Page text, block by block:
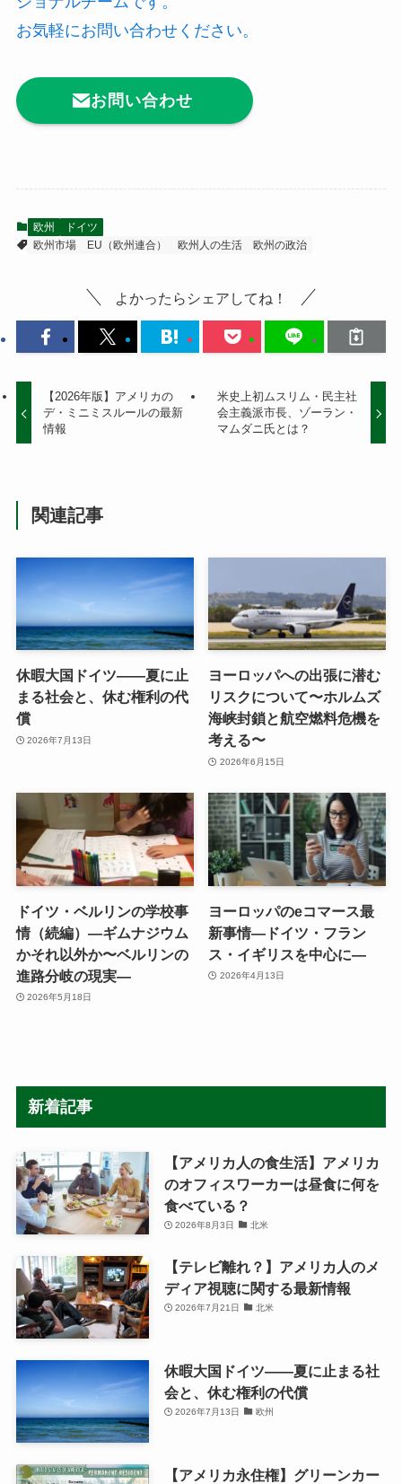
お気軽にお問い合わせください。
お問い合わせ
欧州
ドイツ
欧州市場
EU（欧州連合） 欧州人の生活 欧州の政治
よかったらシェアしてね！
【2026年版】アメリカの
デ・ミニミスルールの最新
情報
米史上初ムスリム・民主社
会主義派市長、ゾーラン・
マムダニ氏とは？
関連記事
休暇大国ドイツ――夏に止
まる社会と、休む権利の代
償
2026年7月13日
ヨーロッパへの出張に潜む
リスクについて〜ホルムズ
海峡封鎖と航空燃料危機を
考える〜
2026年6月15日
ドイツ・ベルリンの学校事
情（続編）―ギムナジウム
かそれ以外か〜ベルリンの
進路分岐の現実―
2026年5月18日
ヨーロッパのeコマース最
新事情―ドイツ・フラン
ス・イギリスを中心に―
2026年4月13日
新着記事
【アメリカ人の食生活】アメリカ
のオフィスワーカーは昼食に何を
食べている？
2026年8月3日 北米
【テレビ離れ？】アメリカ人のメ
ディア視聴に関する最新情報
2026年7月21日 北米
休暇大国ドイツ――夏に止まる社
会と、休む権利の代償
2026年7月13日 欧州
【アメリカ永住権】グリーンカー